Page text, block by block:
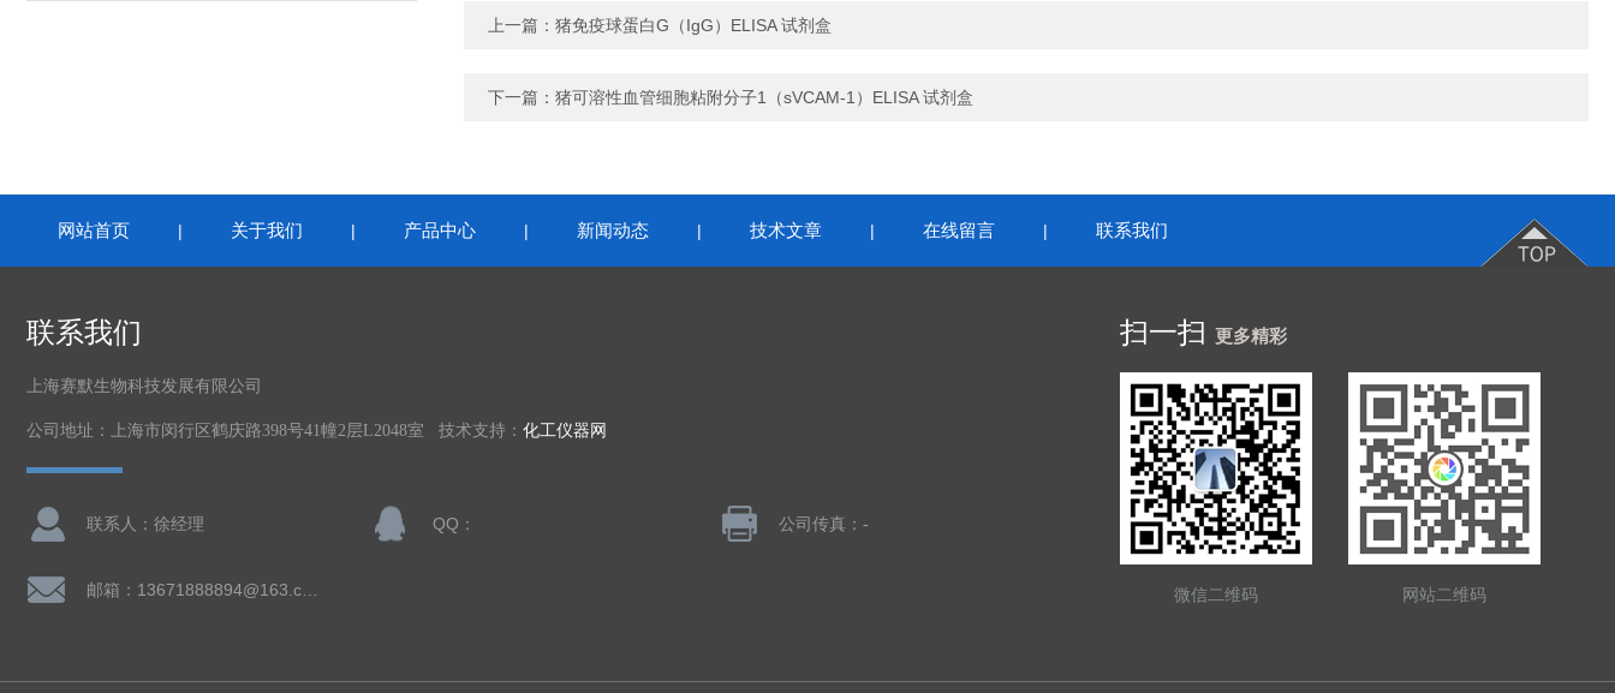
上一篇： 猪免疫球蛋白G（IgG）ELISA 试剂盒
下一篇： 猪可溶性血管细胞粘附分子1（sVCAM-1）ELISA 试剂盒
网站首页 | 关于我们 | 产品中心 | 新闻动态 | 技术文章 | 在线留言 | 联系我们
联系我们
上海赛默生物科技发展有限公司
公司地址：上海市闵行区鹤庆路398号41幢2层L2048室 技术支持： 化工仪器网
联系人：徐经理 QQ： 公司传真：-
扫一扫 更多精彩
微信二维码 网站二维码